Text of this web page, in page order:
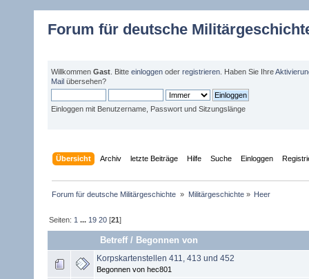
Forum für deutsche
Willkommen Gast . Bitte einloggen oder registrieren . Haben Sie Ihre
Mail übersehen?
Einloggen mit Benutzername, Passwort und Sitzungslänge
Übersicht Archiv letzte Beiträge Hilfe Suche Einloggen
Forum für deutsche Militärgeschichte » Militärgeschichte» Heer
Seiten: 1 ... 19 20 [21]
Betreff/ Begonnen von
Korpskartenstellen 411, 413 und 452
Begonnen von hec801